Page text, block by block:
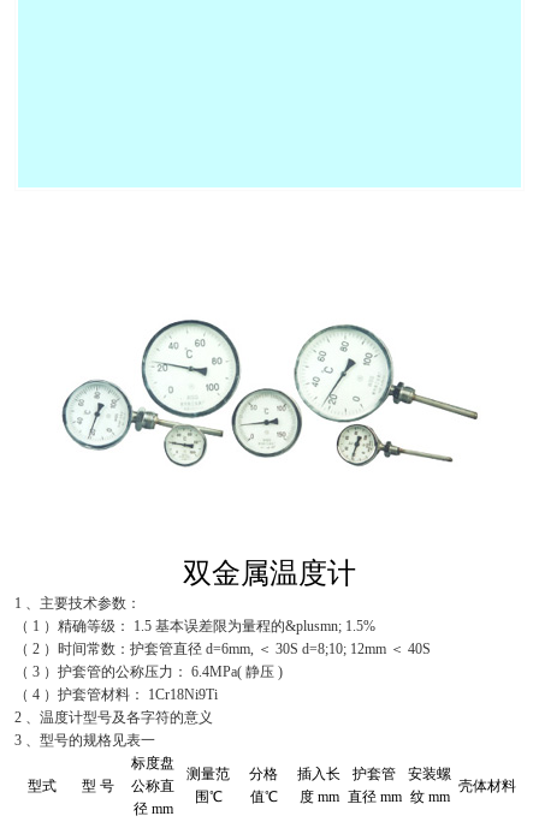
双金属温度计
1 、主要技术参数：
（ 1 ）精确等级： 1.5 基本误差限为量程的&plusmn; 1.5%
（ 2 ）时间常数：护套管直径 d=6mm, ＜ 30S d=8;10; 12mm ＜ 40S
（ 3 ）护套管的公称压力： 6.4MPa( 静压 )
（ 4 ）护套管材料： 1Cr18Ni9Ti
2 、温度计型号及各字符的意义
3 、型号的规格见表一
型式 型 号
标度盘
公称直
径 mm
测量范
围℃
分格
值℃
插入长
度 mm
护套管
直径 mm
安装螺
纹 mm
壳体材料